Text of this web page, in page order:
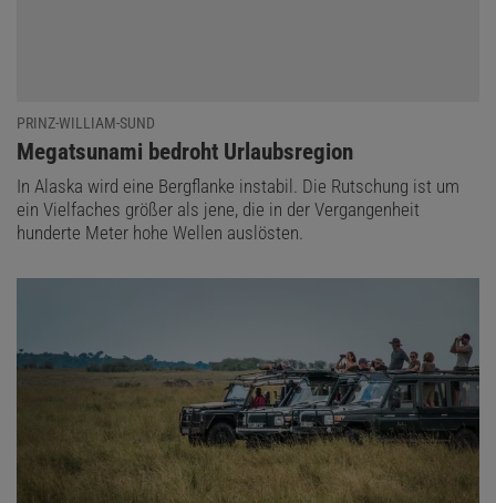
PRINZ-WILLIAM-SUND
:
Megatsunami bedroht Urlaubsregion
In Alaska wird eine Bergflanke instabil. Die Rutschung ist um
ein Vielfaches größer als jene, die in der Vergangenheit
hunderte Meter hohe Wellen auslösten.